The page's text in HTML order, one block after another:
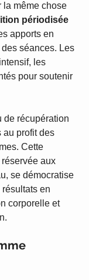
la même chose
périodisée
apports en
séances. Les
les
pour soutenir
de récupération
au profit des
Cette
aux
se démocratise
en
corporelle et